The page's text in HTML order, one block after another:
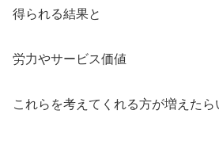
得られる結果と
労力やサービス価値
これらを考えてくれる方が増えたら